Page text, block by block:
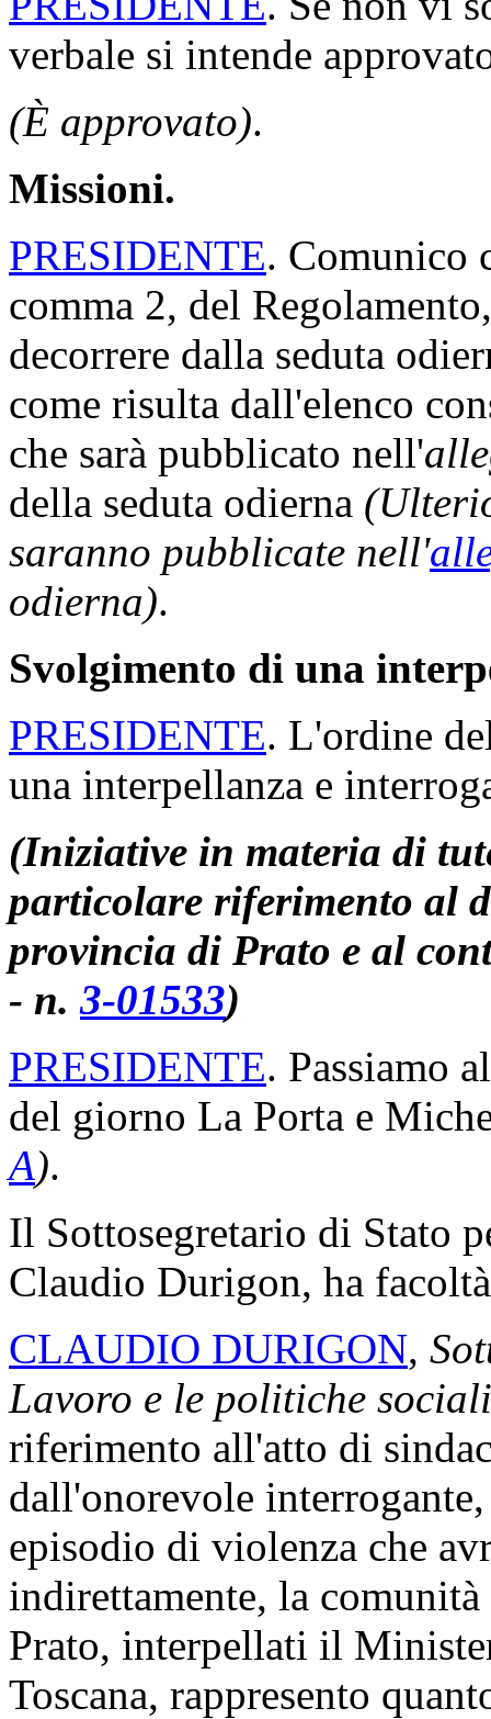
verbale si intende
(È approvato).
Missioni.
PRESIDENTE. Comunico
comma 2, del
decorrere dalla seduta
come risulta dall'elenco
che sarà pubblicato nell'
della seduta odierna
saranno pubblicate nell'
odierna).
Svolgimento di una
PRESIDENTE. L'ordine
una interpellanza e
(Iniziative in materia di
particolare riferimento al
provincia di Prato e al
- n.3-01533)
PRESIDENTE. Passiamo
del giorno La Porta e
A).
Il Sottosegretario di Stato
Claudio Durigon, ha
CLAUDIO DURIGON,
Lavoro e le politiche sociali
riferimento all'atto di
dall'onorevole
episodio di violenza che
indirettamente, la comunità
Prato, interpellati il
Toscana, rappresento